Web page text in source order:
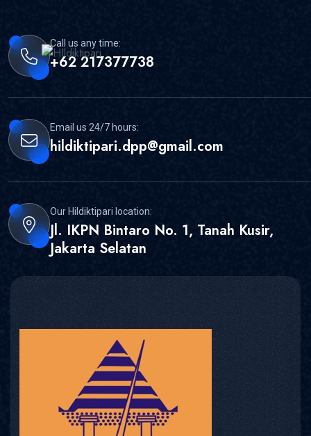
Call us any time:
+62 217377738
Email us 24/7 hours:
hildiktipari.dpp@gmail.com
Our Hildiktipari location:
Jl. IKPN Bintaro No. 1, Tanah Kusir,
Jakarta Selatan